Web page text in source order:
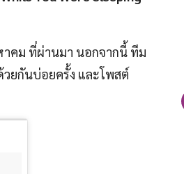
าคม ที่ผ่านมา นอกจากนี้ ทีม
ยกันบ่อยครั้ง และโพสต์